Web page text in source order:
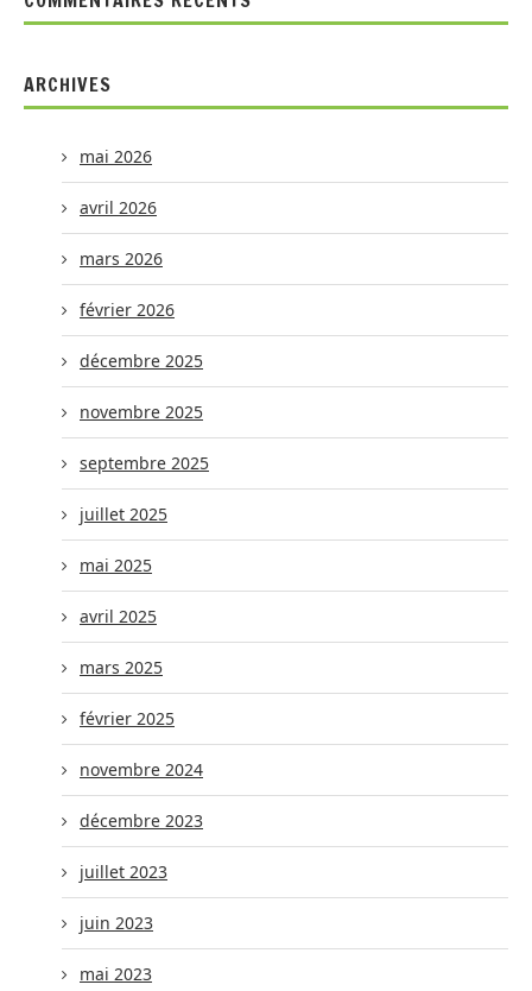
ARCHIVES
mai 2026
avril 2026
mars 2026
février 2026
décembre 2025
novembre 2025
septembre 2025
juillet 2025
mai 2025
avril 2025
mars 2025
février 2025
novembre 2024
décembre 2023
juillet 2023
juin 2023
mai 2023